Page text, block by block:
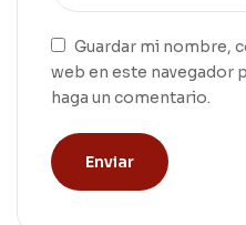
Guardar mi nombre,
web en este navegador
haga un comentario.